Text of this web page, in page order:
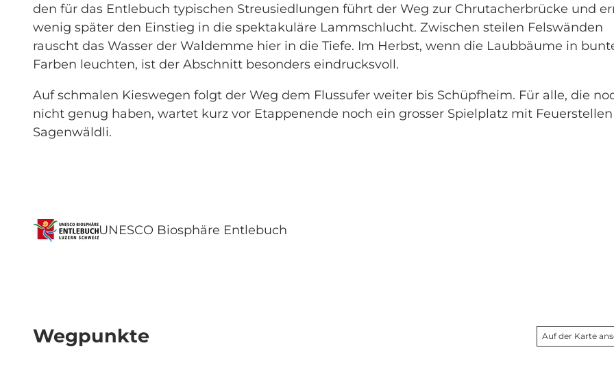
den für das Entlebuch typischen Streusiedlungen führt der Weg zur Chrutacherbrücke und
wenig später den Einstieg in die spektakuläre Lammschlucht. Zwischen steilen Felswänden
rauscht das Wasser der Waldemme hier in die Tiefe. Im Herbst, wenn die Laubbäume in
Farben leuchten, ist der Abschnitt besonders eindrucksvoll.
Auf schmalen Kieswegen folgt der Weg dem Flussufer weiter bis Schüpfheim. Für alle, die
nicht genug haben, wartet kurz vor Etappenende noch ein grosser Spielplatz mit
Sagenwäldli.
UNESCO Biosphäre Entlebuch
Wegpunkte Auf der Karte